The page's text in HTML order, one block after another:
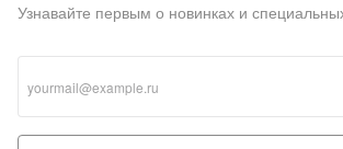
Узнавайте первым о новинках и
раз